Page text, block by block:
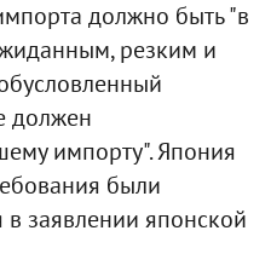
должно быть "в
резким и
должен
импорту". Япония
были
в заявлении японской